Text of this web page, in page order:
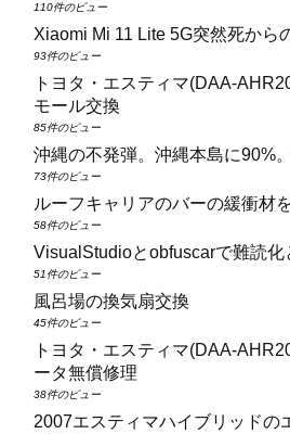
110件のビュー
Xiaomi Mi 11 Lite 5G突然死から
93件のビュー
トヨタ・エスティマ
モール交換
85件のビュー
沖縄の不発弾。沖縄本島に90%
73件のビュー
ルーフキャリアのバーの緩衝材
58件のビュー
VisualStudioとobfuscarで難読
51件のビュー
風呂場の換気扇交換
45件のビュー
トヨタ・エスティマ
ータ無償修理
38件のビュー
2007エスティマハイブリッドの